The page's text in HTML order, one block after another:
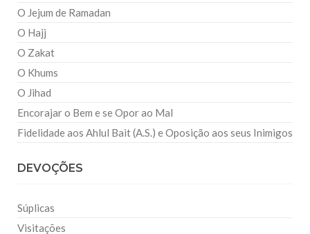
O Jejum de Ramadan
O Hajj
O Zakat
O Khums
O Jihad
Encorajar o Bem e se Opor ao Mal
Fidelidade aos Ahlul Bait (A.S.) e Oposição aos seus Inimigos
DEVOÇÕES
Súplicas
Visitações